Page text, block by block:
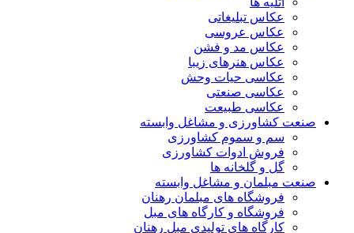
عکاس تبلیغاتی
عکاس عروسی
عکاس مد و فشن
عکاس هنرهای زیبا
عکاسی حیات وحش
عکاسی صنعتی
عکاسی طبیعت
صنعت کشاورزی و مشاغل وابسته
سم و سموم کشاورزی
فروش ادوات کشاورزی
گل و گلخانه ها
صنعت مبلمان و مشاغل وابسته
فروشگاه های مبلمان رهنان
فروشگاه و کارگاه های مبل
کارگاه های تولیدی مبل رهنان